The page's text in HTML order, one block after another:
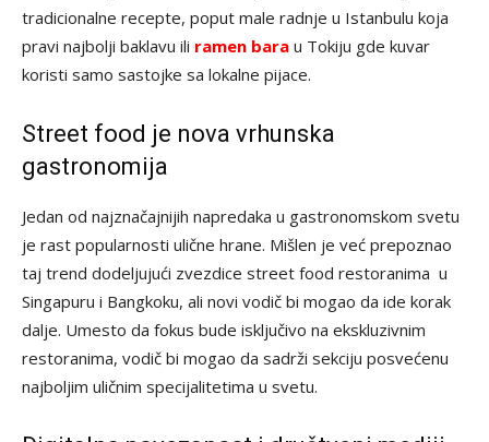
tradicionalne recepte, poput male radnje u Istanbulu koja
pravi najbolji baklavu ili ramen bara u Tokiju gde kuvar
koristi samo sastojke sa lokalne pijace.
Street food je nova vrhunska
gastronomija
Jedan od najznačajnijih napredaka u gastronomskom svetu
je rast popularnosti ulične hrane. Mišlen je već prepoznao
taj trend dodeljujući zvezdice street food restoranima u
Singapuru i Bangkoku, ali novi vodič bi mogao da ide korak
dalje. Umesto da fokus bude isključivo na ekskluzivnim
restoranima, vodič bi mogao da sadrži sekciju posvećenu
najboljim uličnim specijalitetima u svetu.